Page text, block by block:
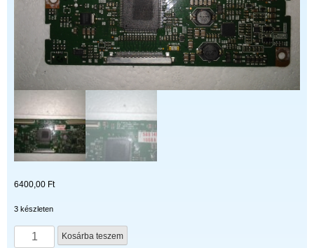
6400,00 Ft
3 készleten
LC320WUN
Kosárba teszem